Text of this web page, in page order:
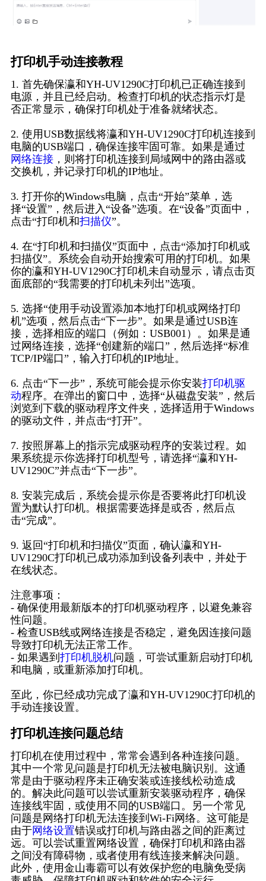
打印机手动连接教程
1. 首先确保瀛和YH-UV1290C打印机已正确连接到
电源，并且已经启动。检查打印机的状态指示灯是
否正常显示，确保打印机处于准备就绪状态。
2. 使用USB数据线将瀛和YH-UV1290C打印机连接到
电脑的USB端口，确保连接牢固可靠。如果是通过
网络连接，则将打印机连接到局域网中的路由器或
交换机，并记录打印机的IP地址。
3. 打开你的Windows电脑，点击“开始”菜单，选
择“设置”，然后进入“设备”选项。在“设备”页面中，
点击“打印机和扫描仪”。
4. 在“打印机和扫描仪”页面中，点击“添加打印机或
扫描仪”。系统会自动开始搜索可用的打印机。如果
你的瀛和YH-UV1290C打印机未自动显示，请点击页
面底部的“我需要的打印机未列出”选项。
5. 选择“使用手动设置添加本地打印机或网络打印
机”选项，然后点击“下一步”。如果是通过USB连
接，选择相应的端口（例如：USB001）。如果是通
过网络连接，选择“创建新的端口”，然后选择“标准
TCP/IP端口”，输入打印机的IP地址。
6. 点击“下一步”，系统可能会提示你安装打印机驱
动程序。在弹出的窗口中，选择“从磁盘安装”，然后
浏览到下载的驱动程序文件夹，选择适用于Windows
的驱动文件，并点击“打开”。
7. 按照屏幕上的指示完成驱动程序的安装过程。如
果系统提示你选择打印机型号，请选择“瀛和YH-
UV1290C”并点击“下一步”。
8. 安装完成后，系统会提示你是否要将此打印机设
置为默认打印机。根据需要选择是或否，然后点
击“完成”。
9. 返回“打印机和扫描仪”页面，确认瀛和YH-
UV1290C打印机已成功添加到设备列表中，并处于
在线状态。
注意事项：
- 确保使用最新版本的打印机驱动程序，以避免兼容
性问题。
- 检查USB线或网络连接是否稳定，避免因连接问题
导致打印机无法正常工作。
- 如果遇到 打印机脱机问题，可尝试重新启动打印机
和电脑，或重新添加打印机。
至此，你已经成功完成了瀛和YH-UV1290C打印机的
手动连接设置。
打印机连接问题总结
打印机在使用过程中，常常会遇到各种连接问题。
其中一个常见问题是打印机无法被电脑识别。这通
常是由于驱动程序未正确安装或连接线松动造成
的。解决此问题可以尝试重新安装驱动程序，确保
连接线牢固，或使用不同的USB端口。另一个常见
问题是网络打印机无法连接到Wi-Fi网络。这可能是
由于网络设置错误或打印机与路由器之间的距离过
远。可以尝试重置网络设置，确保打印机和路由器
之间没有障碍物，或者使用有线连接来解决问题。
此外，使用金山毒霸可以有效保护您的电脑免受病